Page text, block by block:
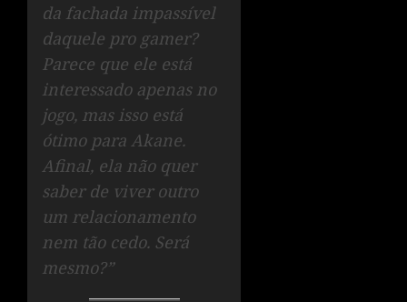
da fachada impassível
daquele pro gamer?
Parece que ele está
interessado apenas no
jogo, mas isso está
ótimo para Akane.
Afinal, ela não quer
saber de viver outro
um relacionamento
nem tão cedo. Será
mesmo?”